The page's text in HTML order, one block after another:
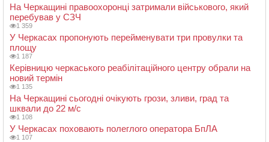
На Черкащині правоохоронці затримали військового, який
перебував у СЗЧ
1 359
У Черкасах пропонують перейменувати три провулки та
площу
1 187
Керівницю черкаського реабілітаційного центру обрали на
новий термін
1 135
На Черкащині сьогодні очікують грози, зливи, град та
шквали до 22 м/с
1 108
У Черкасах поховають полеглого оператора БпЛА
1 107